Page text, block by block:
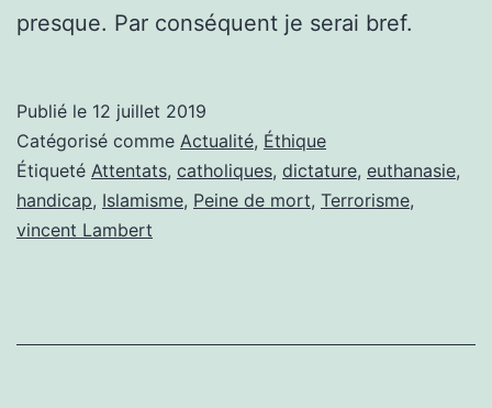
presque. Par conséquent je serai bref.
Publié le 12 juillet 2019
Catégorisé comme Actualité, Éthique
Étiqueté Attentats, catholiques, dictature, euthanasie,
handicap, Islamisme, Peine de mort, Terrorisme,
vincent Lambert